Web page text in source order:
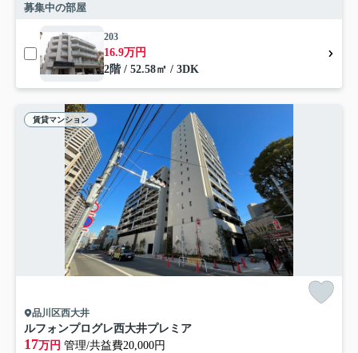
募集中の部屋
203
16.9万円
2階 / 52.58㎡ / 3DK
賃貸マンション
品川区西大井
ルフォンプログレ西大井プレミア
17万円 管理/共益費20,000円